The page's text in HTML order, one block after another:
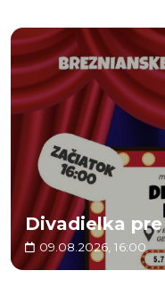
Divadielka
09.08.2026, 16:00